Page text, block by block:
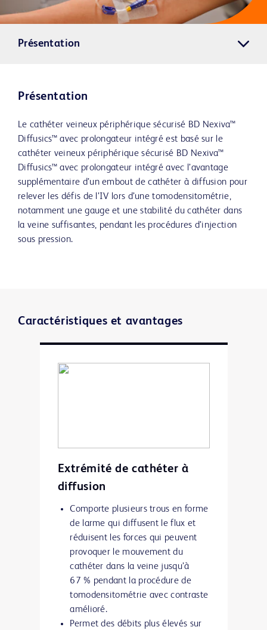
Présentation
Présentation
Le cathéter veineux périphérique sécurisé BD Nexiva™
Diffusics™ avec prolongateur intégré est basé sur le
cathéter veineux périphérique sécurisé BD Nexiva™
Diffusics™ avec prolongateur intégré avec l’avantage
supplémentaire d’un embout de cathéter à diffusion pour
relever les défis de l’IV lors d’une tomodensitométrie,
notamment une gauge et une stabilité du cathéter dans
la veine suffisantes, pendant les procédures d’injection
sous pression.
Caractéristiques et avantages
Extrémité de cathéter à
diffusion
Comporte plusieurs trous en forme
de larme qui diffusent le flux et
réduisent les forces qui peuvent
provoquer le mouvement du
cathéter dans la veine jusqu’à
67 % pendant la procédure de
tomodensitométrie avec contraste
amélioré.
Permet des débits plus élevés sur